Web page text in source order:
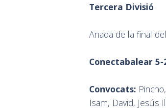
Tercera Divisió
Anada de la final
Conectabalear
Convocats:
Isam, David, Jesús